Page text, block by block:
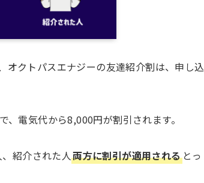
オクトパスエナジーの友達紹介割は、申し込
、電気代から8,000円が割引されます。
紹介された人両方に割引が適用されるとっ